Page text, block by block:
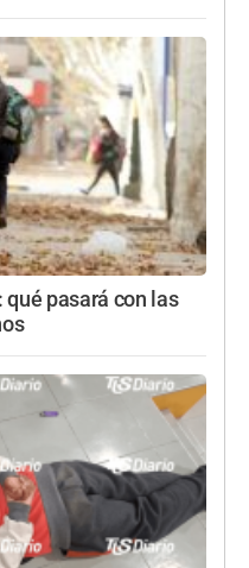
qué pasará con las